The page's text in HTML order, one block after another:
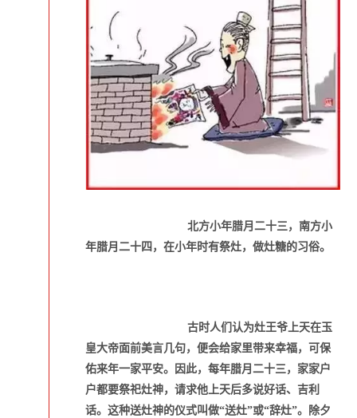
北方小年腊月二十三，南方小
年腊月二十四，在小年时有祭灶，做灶糖的习俗。
古时人们认为灶王爷上天在玉
皇大帝面前美言几句，便会给家里带来幸福，可保
佑来年一家平安。因此，每年腊月二十三，家家户
户都要祭祀灶神，请求他上天后多说好话、吉利
话。这种送灶神的仪式叫做“送灶”或“辞灶”。除夕